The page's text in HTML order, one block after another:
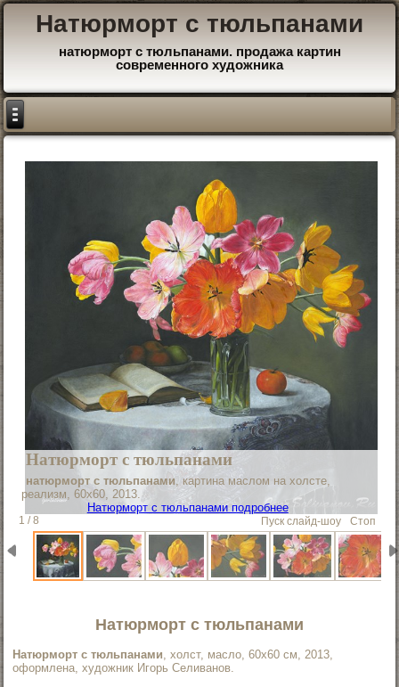
Натюрморт с тюльпанами
натюрморт с тюльпанами. продажа картин
современного художника
Натюрморт с тюльпанами
натюрморт с тюльпанами, картина маслом на холсте,
реализм, 60х60, 2013.
Натюрморт с тюльпанами подробнее
1 / 8 Пуск слайд-шоу Стоп
Натюрморт с тюльпанами
Натюрморт с тюльпанами, холст, масло, 60х60 см, 2013,
оформлена, художник Игорь Селиванов.